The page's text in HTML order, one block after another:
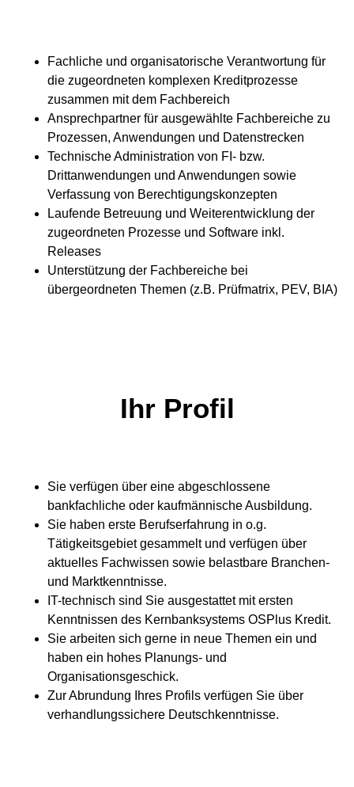
Fachliche und organisatorische Verantwortung für
die zugeordneten komplexen Kreditprozesse
zusammen mit dem Fachbereich
Ansprechpartner für ausgewählte Fachbereiche zu
Prozessen, Anwendungen und Datenstrecken
Technische Administration von FI- bzw.
Drittanwendungen und Anwendungen sowie
Verfassung von Berechtigungskonzepten
Laufende Betreuung und Weiterentwicklung der
zugeordneten Prozesse und Software inkl.
Releases
Unterstützung der Fachbereiche bei
übergeordneten Themen (z.B. Prüfmatrix, PEV, BIA)
Ihr Profil
Sie verfügen über eine abgeschlossene
bankfachliche oder kaufmännische Ausbildung.
Sie haben erste Berufserfahrung in o.g.
Tätigkeitsgebiet gesammelt und verfügen über
aktuelles Fachwissen sowie belastbare Branchen-
und Marktkenntnisse.
IT-technisch sind Sie ausgestattet mit ersten
Kenntnissen des Kernbanksystems OSPlus Kredit.
Sie arbeiten sich gerne in neue Themen ein und
haben ein hohes Planungs- und
Organisationsgeschick.
Zur Abrundung Ihres Profils verfügen Sie über
verhandlungssichere Deutschkenntnisse.